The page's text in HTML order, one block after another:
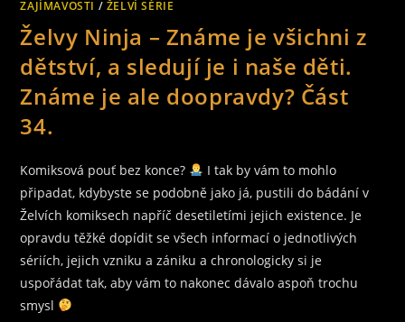
ZAJÍMAVOSTI / ŽELVÍ SÉRIE
Želvy Ninja – Známe je všichni z
dětství, a sledují je i naše děti.
Známe je ale doopravdy? Část
34.
Komiksová pouť bez konce?
I tak by vám to mohlo
připadat, kdybyste se podobně jako já, pustili do bádání v
Želvích komiksech napříč desetiletími jejich existence. Je
opravdu těžké dopídit se všech informací o jednotlivých
sériích, jejich vzniku a zániku a chronologicky si je
uspořádat tak, aby vám to nakonec dávalo aspoň trochu
smysl